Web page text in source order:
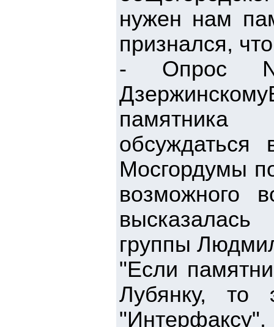
нужен нам
признался,
- Опрос
памятника
обсуждаться
Мосгордумы
возможного
группы
"Если
Лубянку, то